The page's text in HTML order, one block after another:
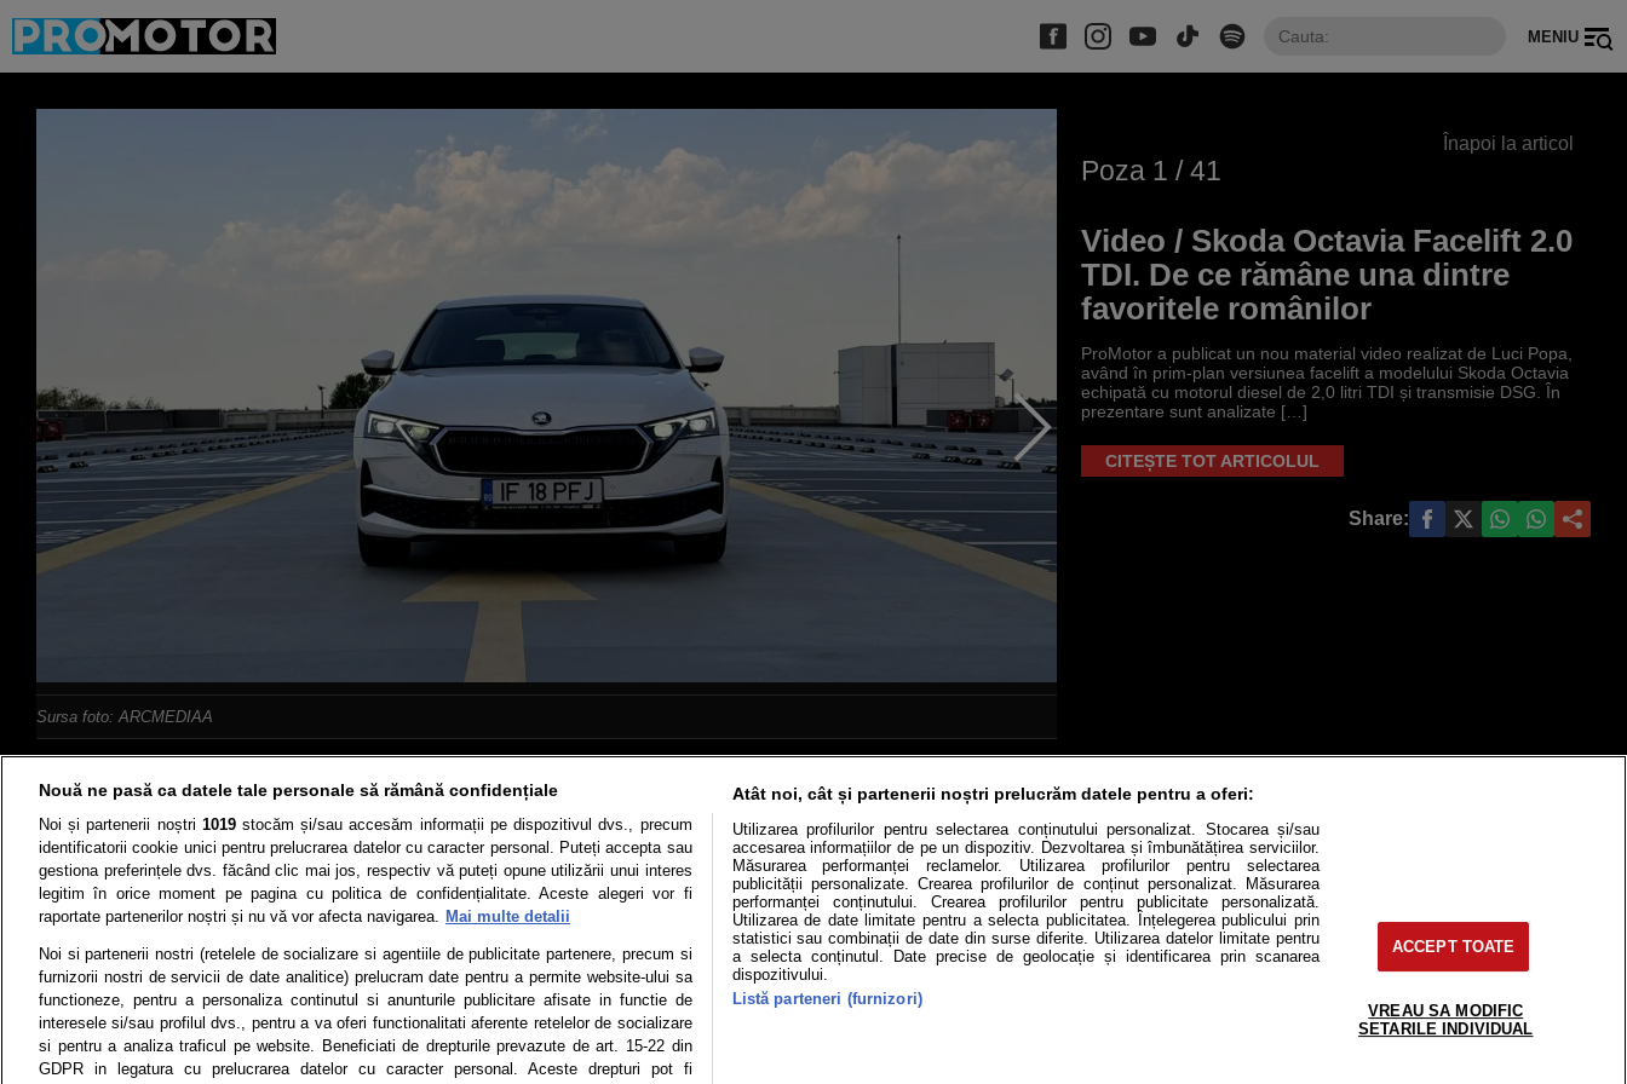
MENIU
Sursa foto: ARCMEDIAA
Înapoi la articol
Poza 1 / 41
Video / Skoda Octavia Facelift 2.0
TDI. De ce rămâne una dintre
favoritele românilor
ProMotor a publicat un nou material video realizat de Luci Popa,
având în prim-plan versiunea facelift a modelului Skoda Octavia
echipată cu motorul diesel de 2,0 litri TDI și transmisie DSG. În
prezentare sunt analizate […]
CITEȘTE TOT ARTICOLUL
Share:
Știri Test drive Mașini electrice Utile Video Podcast cu Prioritate Cât costă?
Termeni si conditii Politica de confidentialitate Politica de cookies Echipa editorială Contact Modifică Setările
Toate drepturile rezervate | Citarea se poate face în limita a 250 de semne. Nicio instituţie sau persoană (site-uri, instituţii mass-media, firme de
monitorizare) nu poate reproduce integral scrierile publicistice purtătoare de Drepturi de Autor fără acordul nostru.
Nouă ne pasă ca datele tale personale să rămână confidențiale
Noi și partenerii noștri 1019stocăm și/sau accesăm informații pe dispozitivul dvs., precum
identificatorii cookie unici pentru prelucrarea datelor cu caracter personal. Puteți accepta sau
gestiona preferințele dvs. făcând clic mai jos, respectiv vă puteți opune utilizării unui interes
legitim în orice moment pe pagina cu politica de confidențialitate. Aceste alegeri vor fi
raportate partenerilor noștri și nu vă vor afecta navigarea. Mai multe detalii
Noi si partenerii nostri (retelele de socializare si agentiile de publicitate partenere, precum si
furnizorii nostri de servicii de date analitice) prelucram date pentru a permite website-ului sa
functioneze, pentru a personaliza continutul si anunturile publicitare afisate in functie de
interesele si/sau profilul dvs., pentru a va oferi functionalitati aferente retelelor de socializare
si pentru a analiza traficul pe website. Beneficiati de drepturile prevazute de art. 15-22 din
GDPR in legatura cu prelucrarea datelor cu caracter personal. Aceste drepturi pot fi
Atât noi, cât și partenerii noștri prelucrăm datele pentru a oferi:
Utilizarea profilurilor pentru selectarea conținutului personalizat. Stocarea și/sau
accesarea informațiilor de pe un dispozitiv. Dezvoltarea și îmbunătățirea serviciilor.
Măsurarea performanței reclamelor. Utilizarea profilurilor pentru selectarea
publicității personalizate. Crearea profilurilor de conținut personalizat. Măsurarea
performanței conținutului. Crearea profilurilor pentru publicitate personalizată.
Utilizarea de date limitate pentru a selecta publicitatea. Înțelegerea publicului prin
statistici sau combinații de date din surse diferite. Utilizarea datelor limitate pentru
a selecta conținutul. Date precise de geolocație și identificarea prin scanarea
dispozitivului.
Listă parteneri (furnizori)
ACCEPT TOATE
VREAU SA MODIFIC
SETARILE INDIVIDUAL